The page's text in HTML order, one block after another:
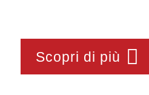
Scopri di più